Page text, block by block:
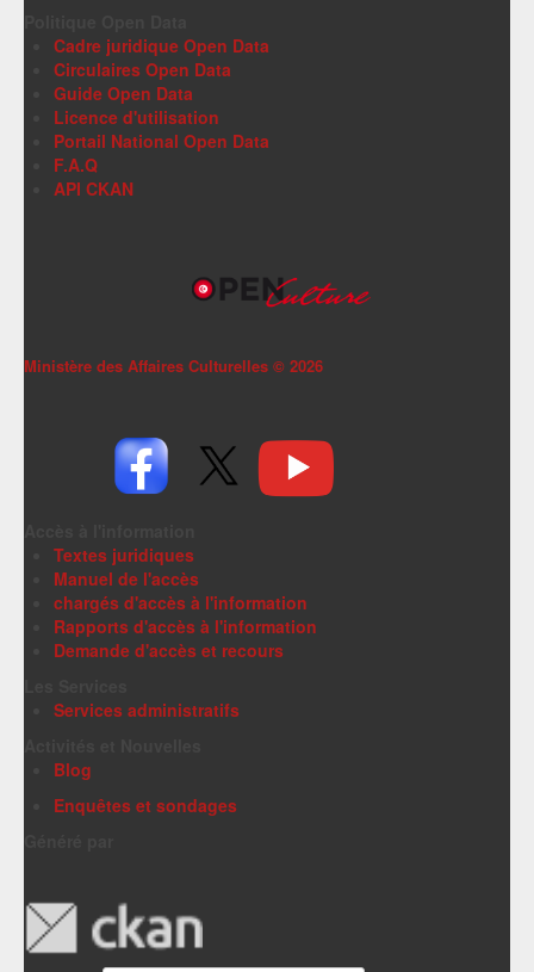
Cadre juridique Open Data
Circulaires Open Data
Guide Open Data
Licence d'utilisation
Portail National Open Data
F.A.Q
API CKAN
Ministère des Affaires Culturelles © 2026
Textes juridiques
Manuel de l'accès
chargés d'accès à l'information
Rapports d'accès à l'information
Demande d'accès et recours
Services administratifs
Blog
Enquêtes et sondages